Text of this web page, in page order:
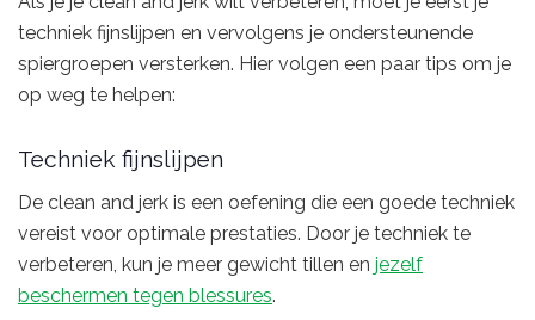
techniek fijnslijpen en vervolgens je ondersteunende
spiergroepen versterken. Hier volgen een paar tips om je
op weg te helpen:
Techniek fijnslijpen
De clean and jerk is een oefening die een goede techniek
vereist voor optimale prestaties. Door je techniek te
verbeteren, kun je meer gewicht tillen en jezelf
beschermen tegen blessures.